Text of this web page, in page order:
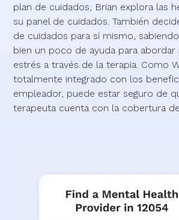
plan de cuidados, Brian explora las
su panel de cuidados. También
de cuidados para sí mismo,
bien un poco de ayuda para abordar
estrés a través de la terapia. Como
totalmente integrado con los
empleador, puede estar seguro de
terapeuta cuenta con la cobertura